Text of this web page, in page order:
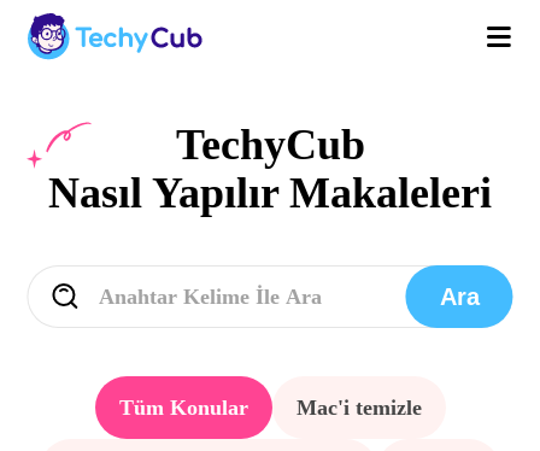
TechyCub
Nasıl Yapılır Makaleleri
Ara
Tüm Konular Mac'i temizle